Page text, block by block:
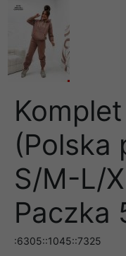
(Polska
S/M-L/
Paczka
:6305::1045::7325